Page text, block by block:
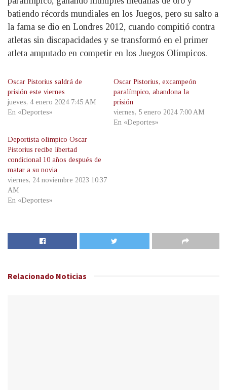
batiendo récords mundiales en los Juegos, pero su salto a
la fama se dio en Londres 2012, cuando compitió contra
atletas sin discapacidades y se transformó en el primer
atleta amputado en competir en los Juegos Olímpicos.
Oscar Pistorius saldrá de
prisión este viernes
jueves, 4 enero 2024 7:45 AM
En «Deportes»
Oscar Pistorius, excampeón
paralímpico, abandona la
prisión
viernes, 5 enero 2024 7:00 AM
En «Deportes»
Deportista olímpico Oscar
Pistorius recibe libertad
condicional 10 años después de
matar a su novia
viernes, 24 noviembre 2023 10:37
AM
En «Deportes»
Relacionado Noticias